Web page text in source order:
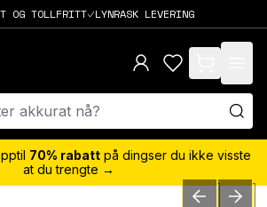
OG TOLLFRITT LYNRASK LEVERING
items in cart,
70% rabatt på dingser du ikke visste
at du trengte →